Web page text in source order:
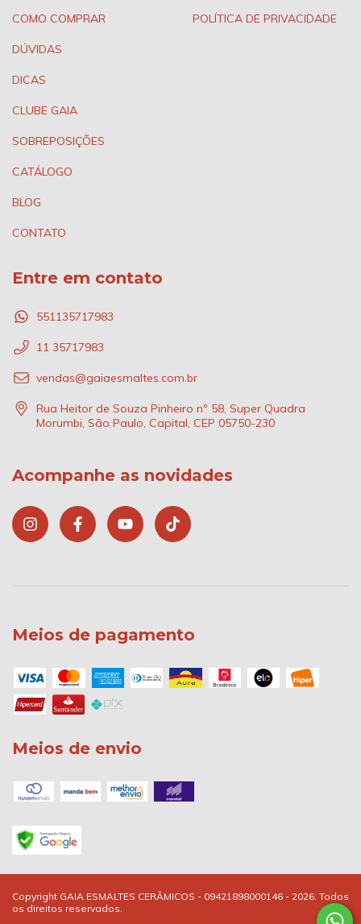
COMO COMPRAR
DÚVIDAS
DICAS
CLUBE GAIA
SOBREPOSIÇÕES
CATÁLOGO
BLOG
CONTATO
POLÍTICA DE PRIVACIDADE
Entre em contato
551135717983
11 35717983
vendas@gaiaesmaltes.com.br
Rua Heitor de Souza Pinheiro nº 58, Super Quadra
Morumbi, São Paulo, Capital, CEP 05750-230
Acompanhe as novidades
Meios de pagamento
Meios de envio
Copyright GAIA ESMALTES CERÂMICOS - 09421898000146 - 2026. Todos
os direitos reservados.